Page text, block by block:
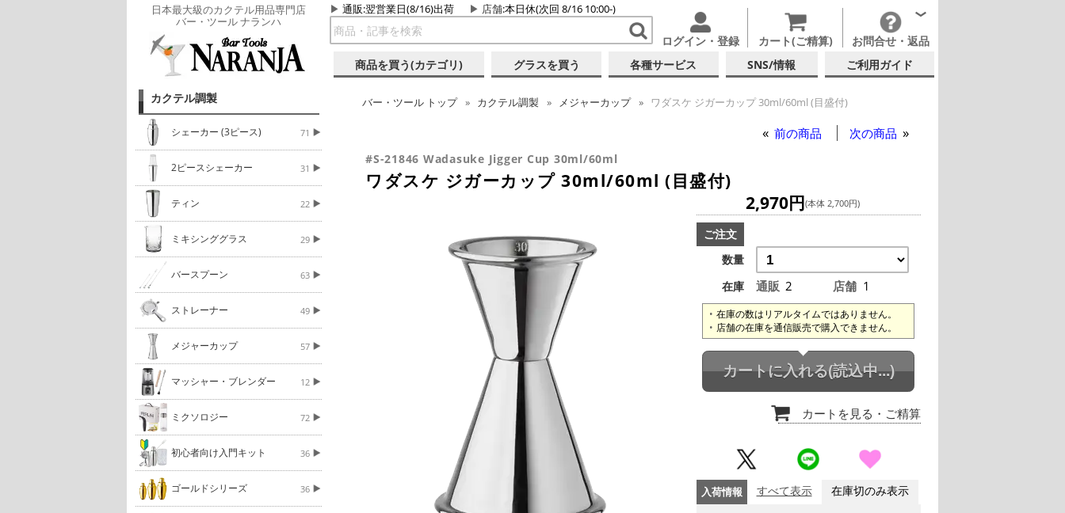
日本最大級のカクテル用品専門店
バー・ツール ナランハ
通販:翌営業日(8/16)出荷 店舗:本日休(次回 8/16 10:00-)
ログイン・登録 カート(ご精算) お問合せ・返品
商品を買う(カテゴリ) グラスを買う 各種サービス SNS/情報 ご利用ガイド
カクテル調製
シェーカー (3ピース) 71
2ピースシェーカー 31
ティン 22
ミキシンググラス 29
バースプーン 63
ストレーナー 49
メジャーカップ 57
マッシャー・ブレンダー 12
ミクソロジー 72
初心者向け入門キット 36
ゴールドシリーズ 36
バー・ツール トップ カクテル調製 メジャーカップ ワダスケ ジガーカップ 30ml/60ml (目盛付)
前の商品 次の商品
#S-21846 Wadasuke Jigger Cup 30ml/60ml
ワダスケ ジガーカップ 30ml/60ml (目盛付)
2,970円(本体 2,700円)
ご注文
数量
在庫
通販 2 店舗 1
在庫の数はリアルタイムではありません。
店舗の在庫を通信販売で購入できません。
カートに入れる(読込中...)
カートを見る ・ご精算
入荷情報 すべて表示 在庫切のみ表示